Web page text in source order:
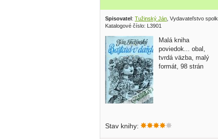
Spisovatel : Tužinský Ján , Vydavateľstvo
Katalogové číslo: L3901
Malá kniha
poviedok... obal,
tvrdá väzba, malý
formát, 98 strán
Stav knihy: